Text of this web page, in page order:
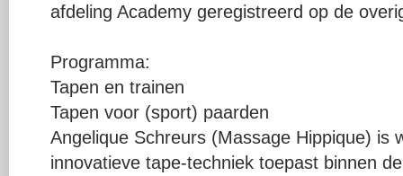
afdeling Academy geregistreerd op de
Programma:
Tapen en trainen
Tapen voor (sport) paarden
Angelique Schreurs (Massage Hippique) is
innovatieve tape-techniek toepast binnen